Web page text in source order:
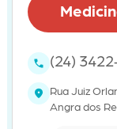
(24)
Rua Juiz
Angra dos